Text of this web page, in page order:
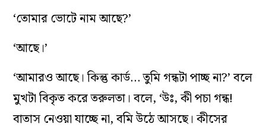
‘তোমার ভোটে নাম আছে?’
‘আছে।’
‘আমারও আছে। কিন্তু কার্ড… তুমি গন্ধটা পাচ্ছ না?’ বলে
মুখটা বিকৃত করে তরুলতা। বলে, ‘উঃ, কী পচা গন্ধ!
বাতাস নেওয়া যাচ্ছে না, বমি উঠে আসছে। কীসের